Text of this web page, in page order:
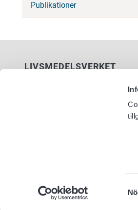
Publikationer
LIVSMEDELSVERKET
Information om webbplatsen
Cookie inställningar